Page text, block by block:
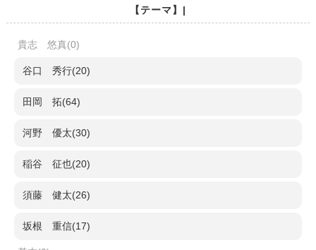
【テーマ】|
貴志 悠真(0)
谷口 秀行(20)
田岡 拓(64)
河野 優太(30)
稲谷 征也(20)
須藤 健太(26)
坂根 重信(17)